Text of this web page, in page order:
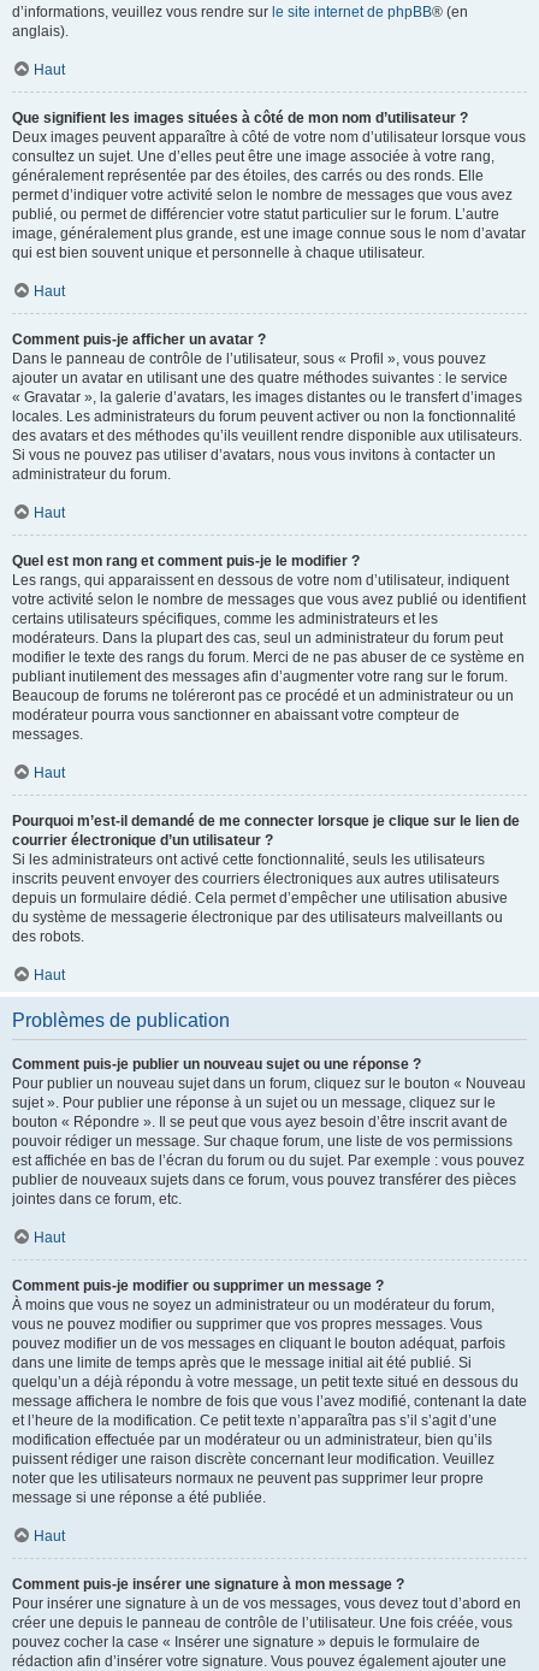
d’informations, veuillez vous rendre sur le site internet de phpBB® (en
anglais).
Haut
Que signifient les images situées à côté de mon nom d’utilisateur ?
Deux images peuvent apparaître à côté de votre nom d’utilisateur lorsque vous
consultez un sujet. Une d’elles peut être une image associée à votre rang,
généralement représentée par des étoiles, des carrés ou des ronds. Elle
permet d’indiquer votre activité selon le nombre de messages que vous avez
publié, ou permet de différencier votre statut particulier sur le forum. L’autre
image, généralement plus grande, est une image connue sous le nom d’avatar
qui est bien souvent unique et personnelle à chaque utilisateur.
Haut
Comment puis-je afficher un avatar ?
Dans le panneau de contrôle de l’utilisateur, sous « Profil », vous pouvez
ajouter un avatar en utilisant une des quatre méthodes suivantes : le service
« Gravatar », la galerie d’avatars, les images distantes ou le transfert d’images
locales. Les administrateurs du forum peuvent activer ou non la fonctionnalité
des avatars et des méthodes qu’ils veuillent rendre disponible aux utilisateurs.
Si vous ne pouvez pas utiliser d’avatars, nous vous invitons à contacter un
administrateur du forum.
Haut
Quel est mon rang et comment puis-je le modifier ?
Les rangs, qui apparaissent en dessous de votre nom d’utilisateur, indiquent
votre activité selon le nombre de messages que vous avez publié ou identifient
certains utilisateurs spécifiques, comme les administrateurs et les
modérateurs. Dans la plupart des cas, seul un administrateur du forum peut
modifier le texte des rangs du forum. Merci de ne pas abuser de ce système en
publiant inutilement des messages afin d’augmenter votre rang sur le forum.
Beaucoup de forums ne toléreront pas ce procédé et un administrateur ou un
modérateur pourra vous sanctionner en abaissant votre compteur de
messages.
Haut
Pourquoi m’est-il demandé de me connecter lorsque je clique sur le lien de
courrier électronique d’un utilisateur ?
Si les administrateurs ont activé cette fonctionnalité, seuls les utilisateurs
inscrits peuvent envoyer des courriers électroniques aux autres utilisateurs
depuis un formulaire dédié. Cela permet d’empêcher une utilisation abusive
du système de messagerie électronique par des utilisateurs malveillants ou
des robots.
Haut
Problèmes de publication
Comment puis-je publier un nouveau sujet ou une réponse ?
Pour publier un nouveau sujet dans un forum, cliquez sur le bouton « Nouveau
sujet ». Pour publier une réponse à un sujet ou un message, cliquez sur le
bouton « Répondre ». Il se peut que vous ayez besoin d’être inscrit avant de
pouvoir rédiger un message. Sur chaque forum, une liste de vos permissions
est affichée en bas de l’écran du forum ou du sujet. Par exemple : vous pouvez
publier de nouveaux sujets dans ce forum, vous pouvez transférer des pièces
jointes dans ce forum, etc.
Haut
Comment puis-je modifier ou supprimer un message ?
À moins que vous ne soyez un administrateur ou un modérateur du forum,
vous ne pouvez modifier ou supprimer que vos propres messages. Vous
pouvez modifier un de vos messages en cliquant le bouton adéquat, parfois
dans une limite de temps après que le message initial ait été publié. Si
quelqu’un a déjà répondu à votre message, un petit texte situé en dessous du
message affichera le nombre de fois que vous l’avez modifié, contenant la date
et l’heure de la modification. Ce petit texte n’apparaîtra pas s’il s’agit d’une
modification effectuée par un modérateur ou un administrateur, bien qu’ils
puissent rédiger une raison discrète concernant leur modification. Veuillez
noter que les utilisateurs normaux ne peuvent pas supprimer leur propre
message si une réponse a été publiée.
Haut
Comment puis-je insérer une signature à mon message ?
Pour insérer une signature à un de vos messages, vous devez tout d’abord en
créer une depuis le panneau de contrôle de l’utilisateur. Une fois créée, vous
pouvez cocher la case « Insérer une signature » depuis le formulaire de
rédaction afin d’insérer votre signature. Vous pouvez également ajouter une